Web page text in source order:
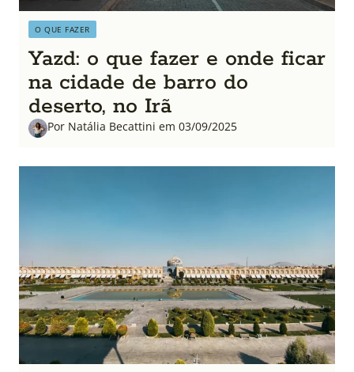
O QUE FAZER
Yazd: o que fazer e onde ficar
na cidade de barro do
deserto, no Irã
Por Natália Becattini em 03/09/2025